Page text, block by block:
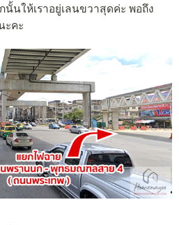
นั้นให้เราอยู่เลนขวาสุดค่ะ พอถึง
ะคะ